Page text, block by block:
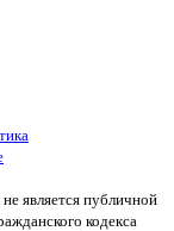
является публичной
кодекса